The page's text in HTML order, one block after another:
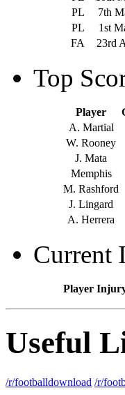
PL
7th
PL
1st
FA
23rd
Top
Player
A. Martial
W. Rooney
J. Mata
Memphis
M. Rashford
J. Lingard
A. Herrera
Current
Player
Useful
/r/footballdownload /r/